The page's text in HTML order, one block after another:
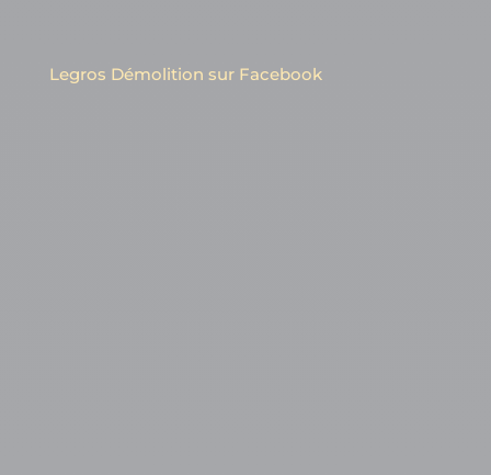
Legros Démolition sur Facebook